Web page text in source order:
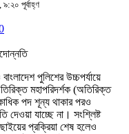
পূর্বাহ্ণ
পুলিশের উচ্চপর্যায়ে
মহাপরিদর্শক (অতিরিক্ত
পদ শূন্য থাকার পরও
দেওয়া যাচ্ছে না। সংশ্লিষ্ট
প্রক্রিয়া শেষ হলেও